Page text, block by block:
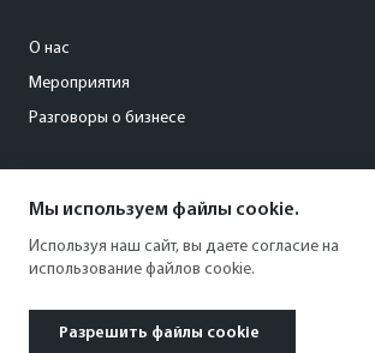
О нас
Мероприятия
Разговоры о бизнесе
+7 (495) 797-69-70
Мы используем файлы cookie.
Используя наш сайт, вы даете согласие на
использование файлов cookie.
Разрешить файлы cookie